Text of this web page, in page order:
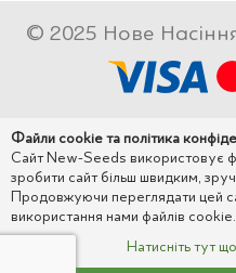
© 2025 Нове
Файли cookie та політика
Сайт New-Seeds використовує
зробити сайт більш швидким,
Продовжуючи переглядати цей
використання нами файлів cookie.
Натисніть тут